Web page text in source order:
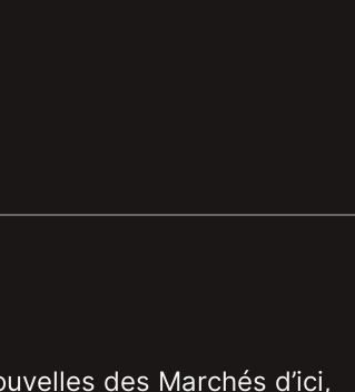
des Marchés d’ici,